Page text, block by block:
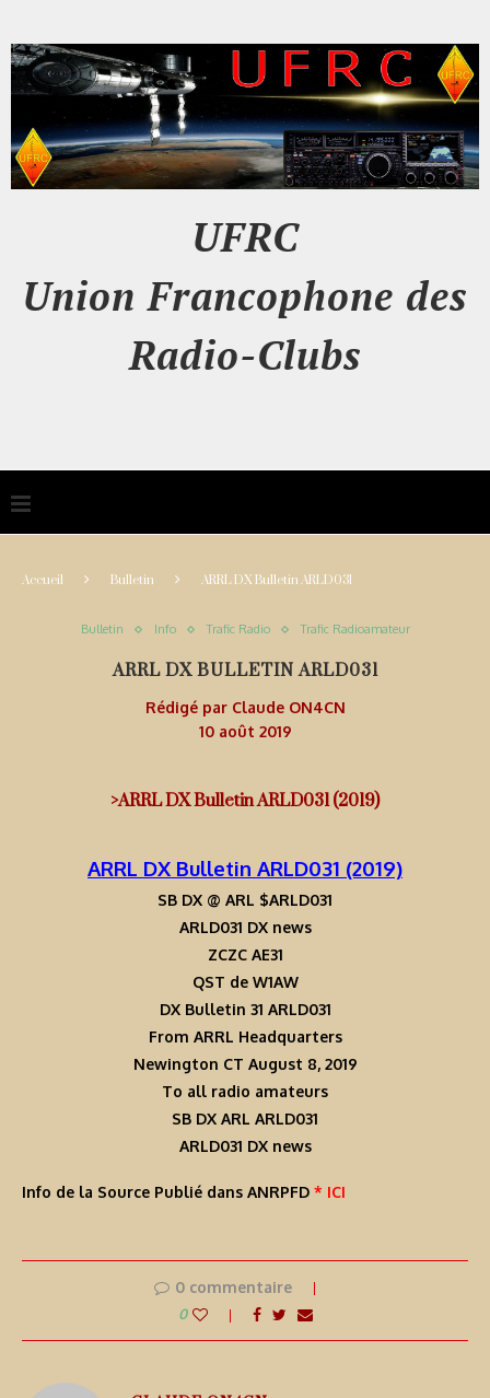
UFRC
Union Francophone des
Radio-Clubs
Accueil Bulletin ARRL DX Bulletin ARLD031
Bulletin Info Trafic Radio Trafic Radioamateur
ARRL DX BULLETIN ARLD031
Rédigé par Claude ON4CN
10 août 2019
>ARRL DX Bulletin ARLD031 (2019)
ARRL DX Bulletin ARLD031 (2019)
SB DX @ ARL $ARLD031
ARLD031 DX news
ZCZC AE31
QST de W1AW
DX Bulletin 31 ARLD031
From ARRL Headquarters
Newington CT August 8, 2019
To all radio amateurs
SB DX ARL ARLD031
ARLD031 DX news
Info de la Source Publié dans ANRPFD * ICI
0 commentaire
0